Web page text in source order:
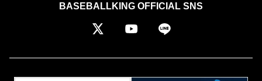
BASEBALLKING OFFICIAL SNS